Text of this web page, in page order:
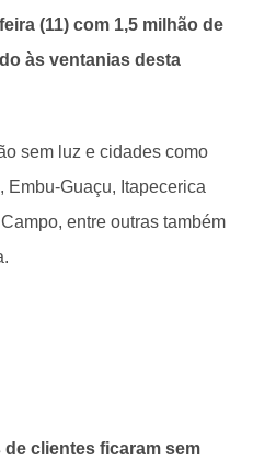
(11) com 1,5 milhão de
às ventanias desta
sem luz e cidades como
Embu-Guaçu, Itapecerica
entre outras também
clientes ficaram sem